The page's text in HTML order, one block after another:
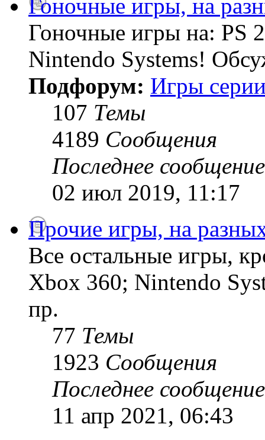
Гоночные игры, на
Гоночные игры на: PS
Nintendo Systems!
Подфорум: Игры
107 Темы
4189 Сообщения
Последнее сообщение
02 июл 2019, 11:17
Прочие игры, на
Все остальные игры,
Xbox 360; Nintendo
пр.
77 Темы
1923 Сообщения
Последнее сообщение
11 апр 2021, 06:43